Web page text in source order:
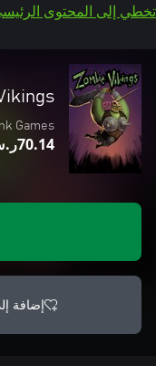
تخطي إلى المحتوى
Games
‪ر.س.‏‎70.14‬
إضافة